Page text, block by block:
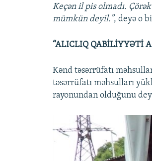
Keçən il pis olmadı.
mümkün deyil.”, deyə o
“ALICLIQ QABİLİYYƏTİ
Kənd təsərrüfatı
təsərrüfatı məhsulları
rayonundan olduğunu